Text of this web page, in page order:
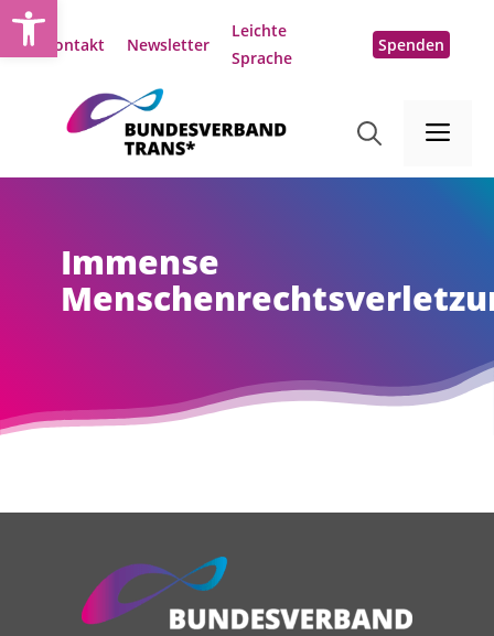
Zum
Inhalt
Kontakt Newsletter
Leichte
Sprache
Spenden
Immense